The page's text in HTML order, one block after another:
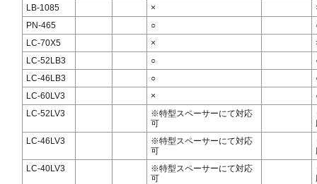
LB-1085
×
PN-465
○
LC-70X5
×
LC-52LB3
○
LC-46LB3
○
LC-60LV3
×
LC-52LV3
※特型スペーサーにて対応
可
LC-46LV3
※特型スペーサーにて対応
可
LC-40LV3
※特型スペーサーにて対応
可